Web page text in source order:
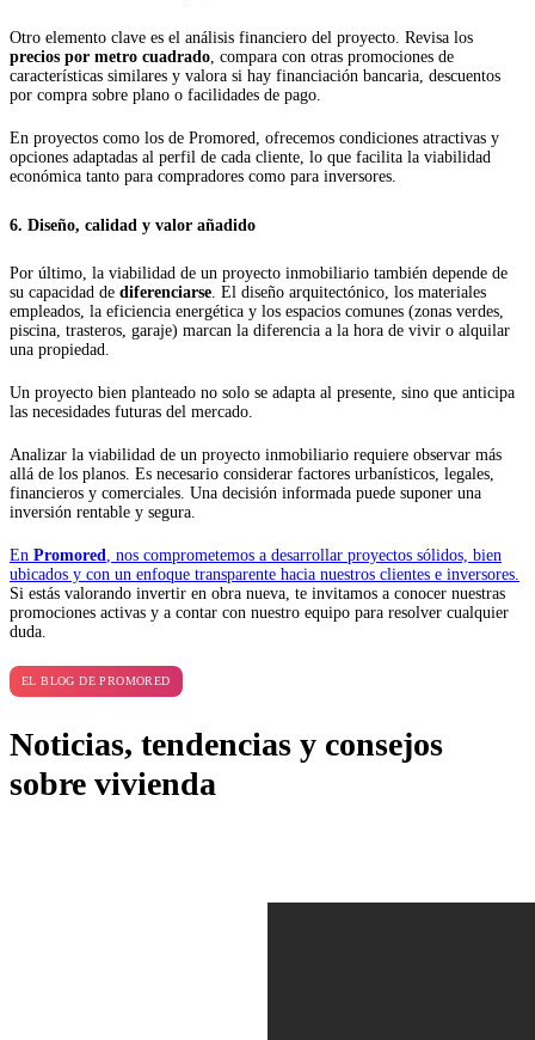
Otro elemento clave es el análisis financiero del proyecto. Revisa los
precios por metro cuadrado , compara con otras promociones de
características similares y valora si hay financiación bancaria, descuentos
por compra sobre plano o facilidades de pago.
En proyectos como los de Promored, ofrecemos condiciones atractivas y
opciones adaptadas al perfil de cada cliente, lo que facilita la viabilidad
económica tanto para compradores como para inversores.
6. Diseño, calidad y valor añadido
Por último, la viabilidad de un proyecto inmobiliario también depende de
su capacidad de diferenciarse . El diseño arquitectónico, los materiales
empleados, la eficiencia energética y los espacios comunes (zonas verdes,
piscina, trasteros, garaje) marcan la diferencia a la hora de vivir o alquilar
una propiedad.
Un proyecto bien planteado no solo se adapta al presente, sino que anticipa
las necesidades futuras del mercado.
Analizar la viabilidad de un proyecto inmobiliario requiere observar más
allá de los planos. Es necesario considerar factores urbanísticos, legales,
financieros y comerciales. Una decisión informada puede suponer una
inversión rentable y segura.
En Promored
, nos comprometemos a desarrollar proyectos sólidos, bien
ubicados y con un enfoque transparente hacia nuestros clientes e inversores.
Si estás valorando invertir en obra nueva, te invitamos a conocer nuestras
promociones activas y a contar con nuestro equipo para resolver cualquier
duda.
EL BLOG DE PROMORED
Noticias, tendencias y consejos
sobre vivienda